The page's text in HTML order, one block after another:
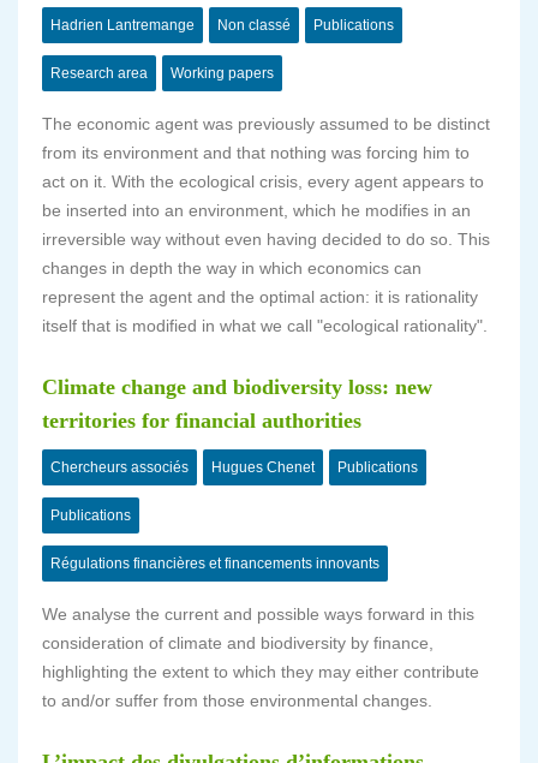
Hadrien Lantremange Non classé Publications
Research area Working papers
The economic agent was previously assumed to be distinct
from its environment and that nothing was forcing him to
act on it. With the ecological crisis, every agent appears to
be inserted into an environment, which he modifies in an
irreversible way without even having decided to do so. This
changes in depth the way in which economics can
represent the agent and the optimal action: it is rationality
itself that is modified in what we call "ecological rationality".
Climate change and biodiversity loss: new
territories for financial authorities
Chercheurs associés Hugues Chenet Publications
Publications
Régulations financières et financements innovants
We analyse the current and possible ways forward in this
consideration of climate and biodiversity by finance,
highlighting the extent to which they may either contribute
to and/or suffer from those environmental changes.